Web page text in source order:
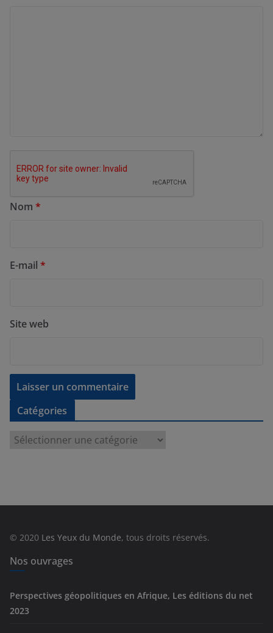
Nom *
E-mail *
Site web
Catégories
e
s
© 2020 Les Yeux du Monde, tous droits réservés.
Nos ouvrages
Perspectives géopolitiques en Afrique, Les éditions du net
2023